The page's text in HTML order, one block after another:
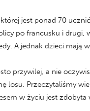
jest ponad 70
po francusku i
A jednak dzieci mają
przywilej, a nie
losu. Przeczytaliśmy
w życiu jest zdobyta